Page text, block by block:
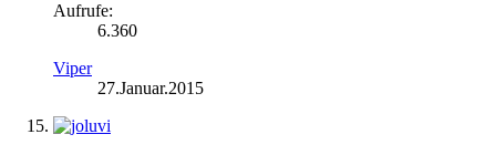
Aufrufe:
6.360
Viper
27.Januar.2015